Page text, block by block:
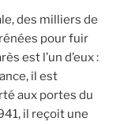
des milliers de
pour fuir
est l’un d’eux :
il est
aux portes du
il reçoit une